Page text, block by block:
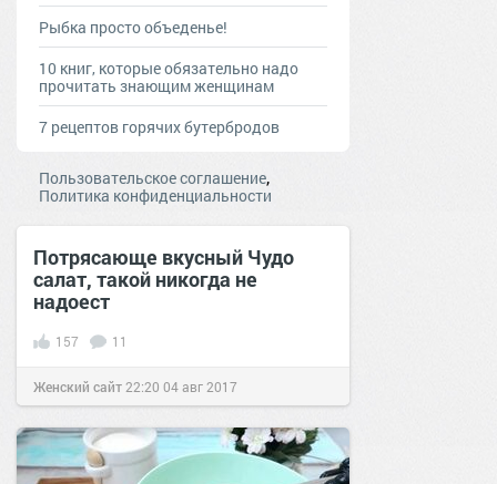
Рыбка просто объеденье!
10 книг, которые обязательно надо
прочитать знающим женщинам
7 рецептов горячих бутербродов
Пользовательское соглашение,
Политика конфиденциальности
Потрясающе вкусный Чудо
салат, такой никогда не
надоест
157 11
Женский сайт 22:20 04 авг 2017